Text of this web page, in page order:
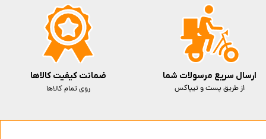
ارسال سریع مرسولات شما
از طریق پست و تیپاکس
ضمانت کیفیت کالاها
روی تمام کالاها